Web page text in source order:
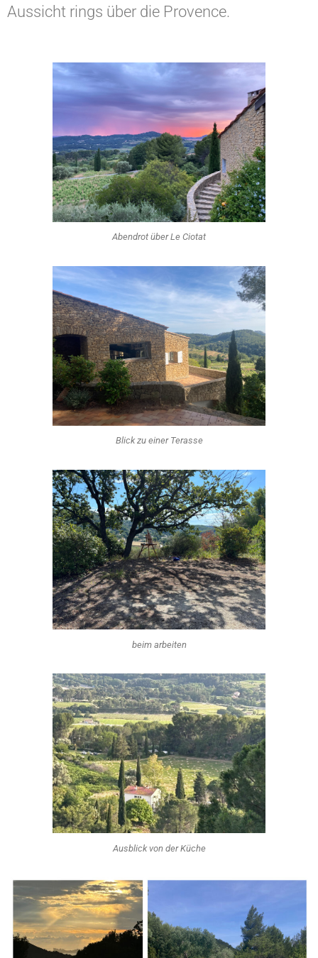
Aussicht rings über die Provence.
Abendrot über Le Ciotat
Blick zu einer Terasse
beim arbeiten
Ausblick von der Küche